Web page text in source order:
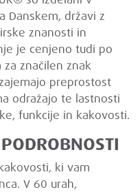
Danskem, državi z
znanosti in
je cenjeno tudi po
značilen znak
preprostost
odražajo te lastnosti
funkcije in kakovosti.
ki vam
V 60 urah,